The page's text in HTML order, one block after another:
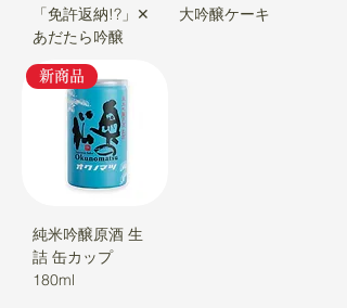
「免許返納!?」✕
あだたら吟醸
大吟醸ケーキ
新商品
純米吟醸原酒 生
詰 缶カップ
180ml